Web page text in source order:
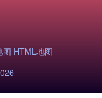
图 HTML地图